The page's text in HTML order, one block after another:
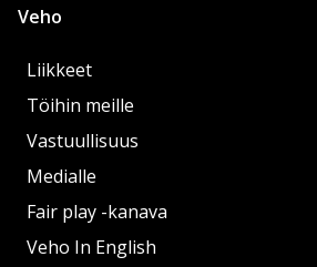
Veho
Liikkeet
Töihin meille
Vastuullisuus
Medialle
Fair play -kanava
Veho In English